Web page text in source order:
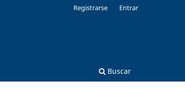
Buscar
Registrarse Entrar